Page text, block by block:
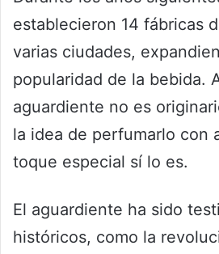
establecieron 14 fábricas
varias ciudades,
popularidad de la bebida.
aguardiente no es
la idea de perfumarlo con
toque especial sí lo es.
El aguardiente ha sido
históricos, como la